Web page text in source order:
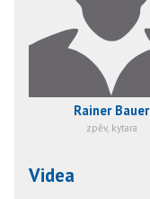
Rainer Bauer
zpěv, kytara
Videa